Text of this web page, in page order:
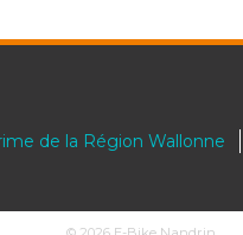
de la Région Wallonne